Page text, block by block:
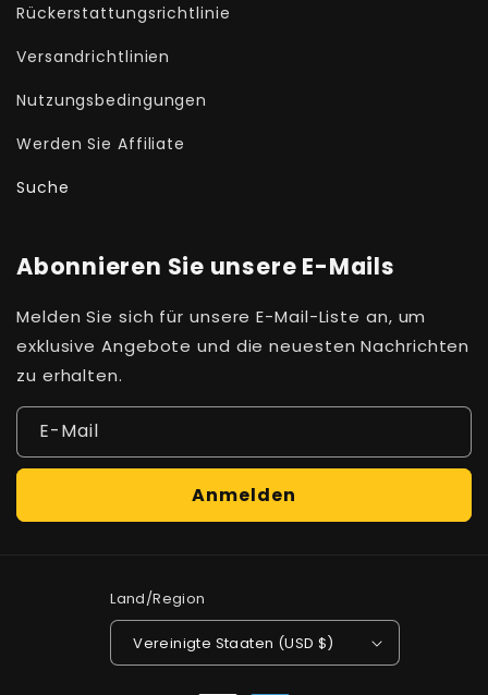
Rückerstattungsrichtlinie
Versandrichtlinien
Nutzungsbedingungen
Werden Sie Affiliate
Suche
Abonnieren Sie unsere E-Mails
Melden Sie sich für unsere E-Mail-Liste an, um
exklusive Angebote und die neuesten Nachrichten
zu erhalten.
E-Mail
Anmelden
Land/Region
Vereinigte Staaten (USD $)